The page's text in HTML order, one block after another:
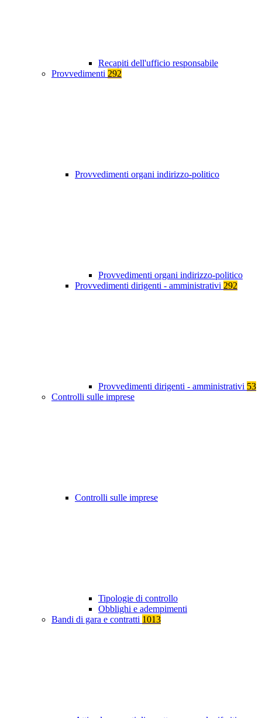
Recapiti dell'ufficio responsabile
Provvedimenti 292
Provvedimenti organi indirizzo-politico
Provvedimenti organi indirizzo-politico
Provvedimenti dirigenti - amministrativi 292
Provvedimenti dirigenti - amministrativi 53
Controlli sulle imprese
Controlli sulle imprese
Tipologie di controllo
Obblighi e adempimenti
Bandi di gara e contratti 1013